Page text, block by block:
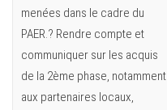
menées dans le cadre du
PAER.? Rendre compte et
communiquer sur les acquis
de la 2ème phase, notamment
aux partenaires locaux,